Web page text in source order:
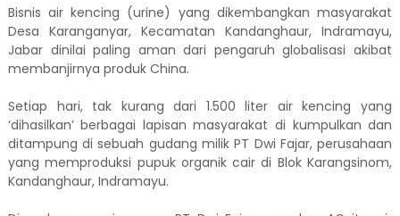
Bisnis air kencing (urine) yang dikembangkan masyarakat
Desa Karanganyar, Kecamatan Kandanghaur, Indramayu,
Jabar dinilai paling aman dari pengaruh globalisasi akibat
membanjirnya produk China.
Setiap hari, tak kurang dari 1.500 liter air kencing yang
‘dihasilkan’ berbagai lapisan masyarakat di kumpulkan dan
ditampung di sebuah gudang milik PT Dwi Fajar, perusahaan
yang memproduksi pupuk organik cair di Blok Karangsinom,
Kandanghaur, Indramayu.